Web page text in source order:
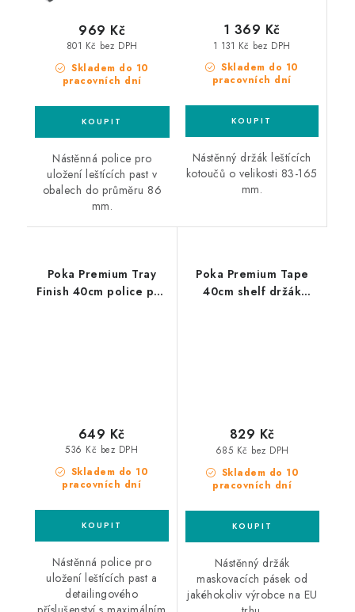
Skladem do 10
pracovních dní
801 Kč bez DPH
969 Kč
Nástěnná police pro
uložení leštících past v
obalech do průměru 86
mm.
Skladem do 10
pracovních dní
1 131 Kč bez DPH
1 369 Kč
Nástěnný držák leštících
kotoučů o velikosti 83-165
mm.
Poka Premium Tray
Finish 40cm police pro
Skladem do 10
pracovních dní
536 Kč bez DPH
649 Kč
Nástěnná police pro
uložení leštících past a
detailingového
Poka Premium Tape
40cm shelf držák
Skladem do 10
pracovních dní
685 Kč bez DPH
829 Kč
Nástěnný držák
maskovacích pásek od
jakéhokoliv výrobce na EU